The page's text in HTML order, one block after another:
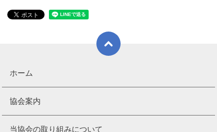
ホーム
協会案内
当協会の取り組みについて